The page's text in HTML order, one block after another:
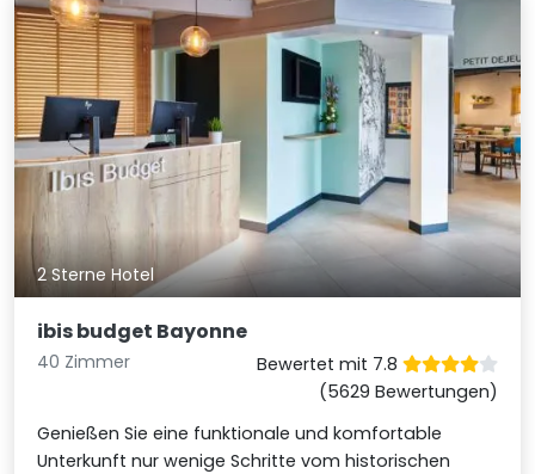
2 Sterne Hotel
ibis budget Bayonne
40 Zimmer
Bewertet mit 7.8
(5629 Bewertungen)
Genießen Sie eine funktionale und komfortable
Unterkunft nur wenige Schritte vom historischen